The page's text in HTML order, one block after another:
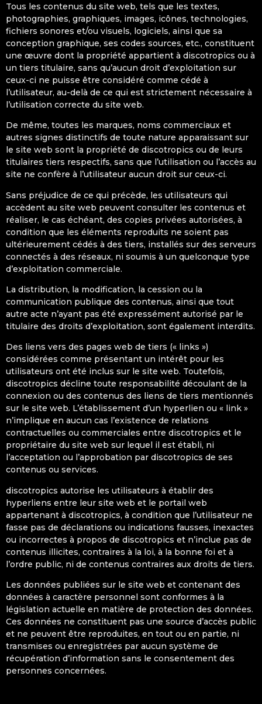
Tous les contenus du site web, tels que les textes,
photographies, graphiques, images, icônes, technologies,
fichiers sonores et/ou visuels, logiciels, ainsi que sa
conception graphique, ses codes sources, etc., constituent
une œuvre dont la propriété appartient à discotropics ou à
un tiers titulaire, sans qu’aucun droit d’exploitation sur
ceux-ci ne puisse être considéré comme cédé à
l’utilisateur, au-delà de ce qui est strictement nécessaire à
l’utilisation correcte du site web.
De même, toutes les marques, noms commerciaux et
autres signes distinctifs de toute nature apparaissant sur
le site web sont la propriété de discotropics ou de leurs
titulaires tiers respectifs, sans que l’utilisation ou l’accès au
site ne confère à l’utilisateur aucun droit sur ceux-ci.
Sans préjudice de ce qui précède, les utilisateurs qui
accèdent au site web peuvent consulter les contenus et
réaliser, le cas échéant, des copies privées autorisées, à
condition que les éléments reproduits ne soient pas
ultérieurement cédés à des tiers, installés sur des serveurs
connectés à des réseaux, ni soumis à un quelconque type
d’exploitation commerciale.
La distribution, la modification, la cession ou la
communication publique des contenus, ainsi que tout
autre acte n’ayant pas été expressément autorisé par le
titulaire des droits d’exploitation, sont également interdits.
Des liens vers des pages web de tiers (« links »)
considérées comme présentant un intérêt pour les
utilisateurs ont été inclus sur le site web. Toutefois,
discotropics décline toute responsabilité découlant de la
connexion ou des contenus des liens de tiers mentionnés
sur le site web. L’établissement d’un hyperlien ou « link »
n’implique en aucun cas l’existence de relations
contractuelles ou commerciales entre discotropics et le
propriétaire du site web sur lequel il est établi, ni
l’acceptation ou l’approbation par discotropics de ses
contenus ou services.
discotropics autorise les utilisateurs à établir des
hyperliens entre leur site web et le portail web
appartenant à discotropics, à condition que l’utilisateur ne
fasse pas de déclarations ou indications fausses, inexactes
ou incorrectes à propos de discotropics et n’inclue pas de
contenus illicites, contraires à la loi, à la bonne foi et à
l’ordre public, ni de contenus contraires aux droits de tiers.
Les données publiées sur le site web et contenant des
données à caractère personnel sont conformes à la
législation actuelle en matière de protection des données.
Ces données ne constituent pas une source d’accès public
et ne peuvent être reproduites, en tout ou en partie, ni
transmises ou enregistrées par aucun système de
récupération d’information sans le consentement des
personnes concernées.